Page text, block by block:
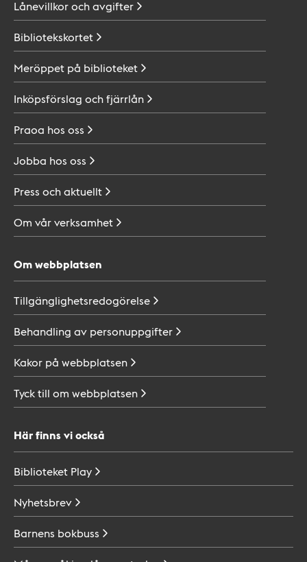
Lånevillkor ochavgifter
Bibliotekskortet
Meröppet på biblioteket
Inköpsförslag ochfjärrlån
Praoa hos oss
Jobba hos oss
Press ochaktuellt
Om vårverksamhet
Om webbplatsen
Tillgänglighetsredogörelse
Behandling av personuppgifter
Kakor på webbplatsen
Tyck till om webbplatsen
Här finns vi också
Biblioteket Play
Nyhetsbrev
Barnens bokbuss